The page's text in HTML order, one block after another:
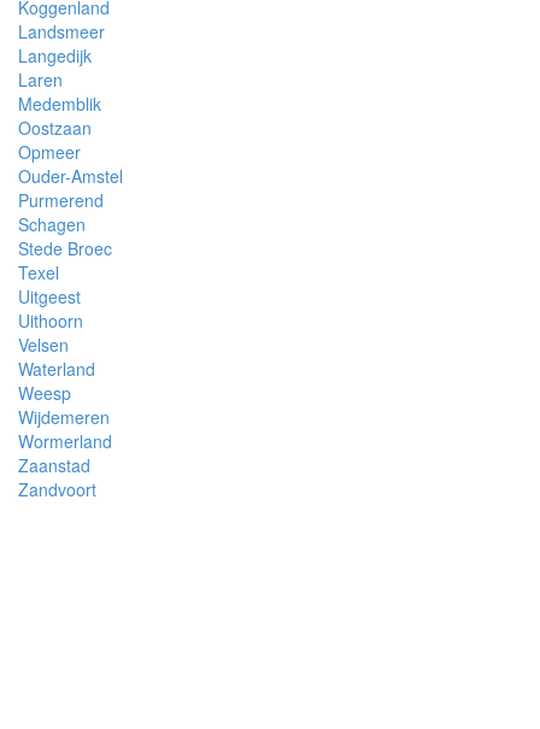
Koggenland
Landsmeer
Langedijk
Laren
Medemblik
Oostzaan
Opmeer
Ouder-Amstel
Purmerend
Schagen
Stede Broec
Texel
Uitgeest
Uithoorn
Velsen
Waterland
Weesp
Wijdemeren
Wormerland
Zaanstad
Zandvoort